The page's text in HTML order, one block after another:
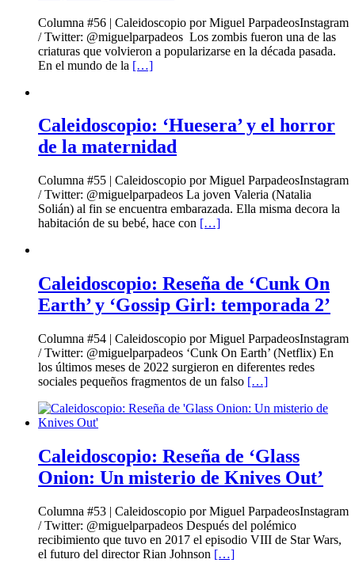
Columna #56 | Caleidoscopio por Miguel ParpadeosInstagram
/ Twitter: @miguelparpadeos Los zombis fueron una de las
criaturas que volvieron a popularizarse en la década pasada.
En el mundo de la […]
Caleidoscopio: ‘Huesera’ y el horror
de la maternidad
Columna #55 | Caleidoscopio por Miguel ParpadeosInstagram
/ Twitter: @miguelparpadeos La joven Valeria (Natalia
Solián) al fin se encuentra embarazada. Ella misma decora la
habitación de su bebé, hace con […]
Caleidoscopio: Reseña de ‘Cunk On
Earth’ y ‘Gossip Girl: temporada 2’
Columna #54 | Caleidoscopio por Miguel ParpadeosInstagram
/ Twitter: @miguelparpadeos ‘Cunk On Earth’ (Netflix) En
los últimos meses de 2022 surgieron en diferentes redes
sociales pequeños fragmentos de un falso […]
Caleidoscopio: Reseña de ‘Glass
Onion: Un misterio de Knives Out’
Columna #53 | Caleidoscopio por Miguel ParpadeosInstagram
/ Twitter: @miguelparpadeos Después del polémico
recibimiento que tuvo en 2017 el episodio VIII de Star Wars,
el futuro del director Rian Johnson […]